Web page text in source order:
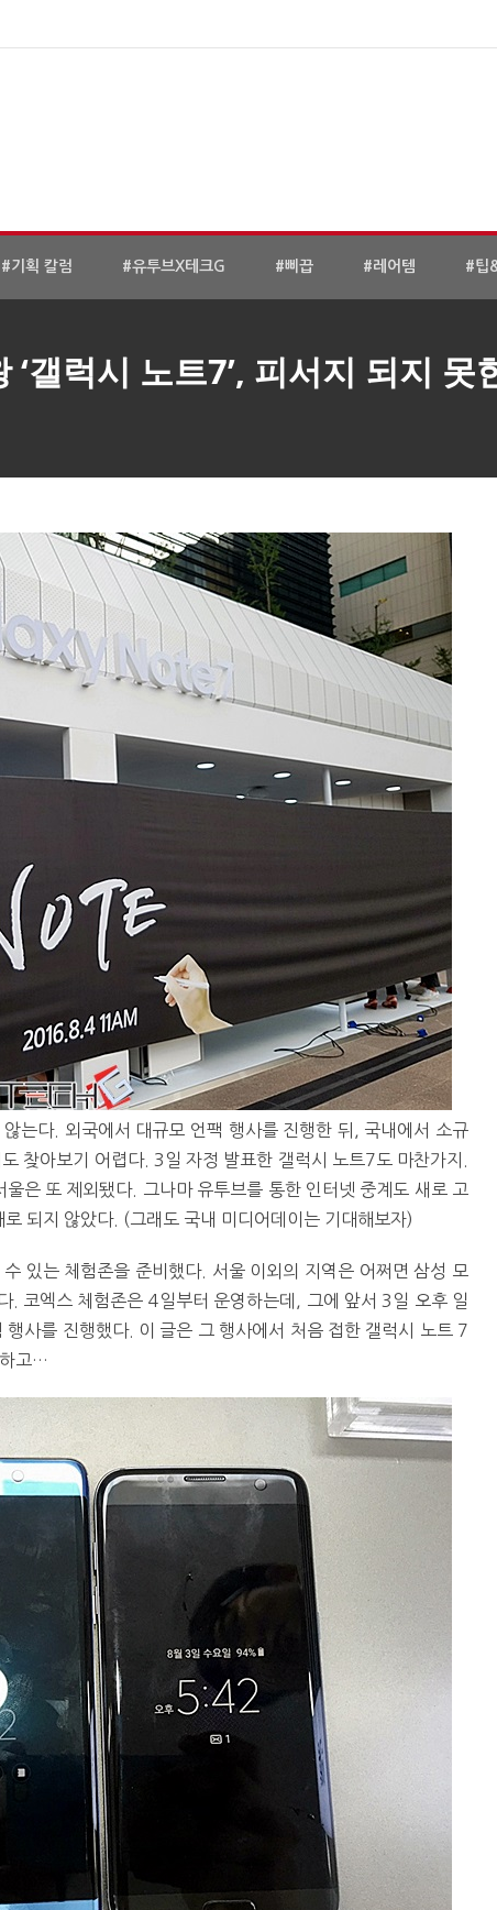
#기획 칼럼 #유투브X테크G #삐끕 #레어템 #팁
갤럭시 노트7’, 피서지 되지 못
는다. 외국에서 대규모 언팩 행사를 진행한 뒤, 국내에서 소규
찾아보기 어렵다. 3일 자정 발표한 갤럭시 노트7도 마찬가지.
은 또 제외됐다. 그나마 유투브를 통한 인터넷 중계도 새로 고
되지 않았다. (그래도 국내 미디어데이는 기대해보자)
있는 체험존을 준비했다. 서울 이외의 지역은 어쩌면 삼성 모
. 코엑스 체험존은 4일부터 운영하는데, 그에 앞서 3일 오후 일
사를 진행했다. 이 글은 그 행사에서 처음 접한 갤럭시 노트 7
하고…